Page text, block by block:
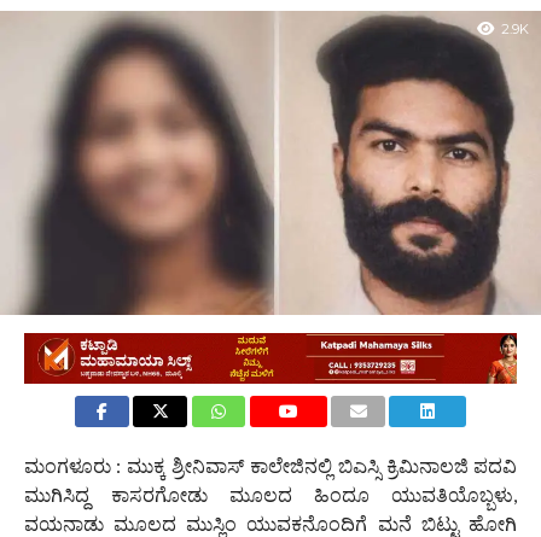
2.9K
ಮಂಗಳೂರು : ಮುಕ್ಕ ಶ್ರೀನಿವಾಸ್ ಕಾಲೇಜಿನಲ್ಲಿ ಬಿಎಸ್ಸಿ ಕ್ರಿಮಿನಾಲಜಿ ಪದವಿ
ಮುಗಿಸಿದ್ದ ಕಾಸರಗೋಡು ಮೂಲದ ಹಿಂದೂ ಯುವತಿಯೊಬ್ಬಳು,
ವಯನಾಡು ಮೂಲದ ಮುಸ್ಲಿಂ ಯುವಕನೊಂದಿಗೆ ಮನೆ ಬಿಟ್ಟು ಹೋಗಿ